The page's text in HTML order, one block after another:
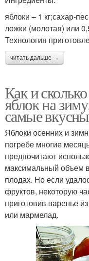
яблоки – 1 кг;сахар-
ложки (молотая) или
Технология
читать дальше →
Как и
яблок на
самые
Яблоки осенних и
погребе многие
предпочитают
максимальный объем
плодах. Но если
фруктов, некоторую
приготовив варенье
или мармелад.